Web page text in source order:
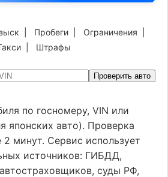
Пробеги Ограничения
| Штрафы
Проверить авто
по госномеру, VIN или
японских авто). Проверка
2 минут. Сервис использует
источников: ГИБДД,
суды РФ,